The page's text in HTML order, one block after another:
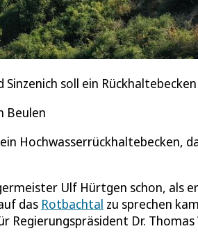
soll ein
Beulen
Hochwasserrückhaltebecken,
Ulf Hürtgen schon, als
das Rotbachtal zu sprechen
Regierungspräsident Dr.